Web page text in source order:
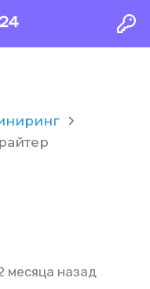
месяца назад